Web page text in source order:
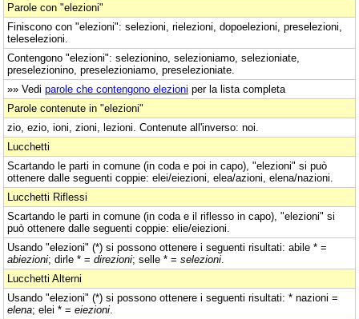
Parole con "elezioni"
Finiscono con "elezioni": selezioni, rielezioni, dopoelezioni, preselezioni,
teleselezioni.
Contengono "elezioni": selezionino, selezioniamo, selezioniate,
preselezionino, preselezioniamo, preselezioniate.
»» Vedi parole che contengono elezioni per la lista completa
Parole contenute in "elezioni"
zio, ezio, ioni, zioni, lezioni. Contenute all'inverso: noi.
Lucchetti
Scartando le parti in comune (in coda e poi in capo), "elezioni" si può
ottenere dalle seguenti coppie: elei/eiezioni, elea/azioni, elena/nazioni.
Lucchetti Riflessi
Scartando le parti in comune (in coda e il riflesso in capo), "elezioni" si
può ottenere dalle seguenti coppie: elie/eiezioni.
Usando "elezioni" (*) si possono ottenere i seguenti risultati: abile * =
abiezioni; dirle * = direzioni; selle * = selezioni
Lucchetti Alterni
Usando "elezioni" (*) si possono ottenere i seguenti risultati: * nazioni =
elena; elei * = eiezioni